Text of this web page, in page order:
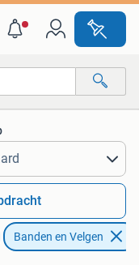
Banden en Velgen